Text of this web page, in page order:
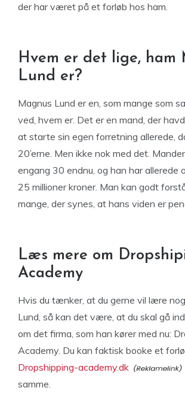
der har været på et forløb hos ham.
Hvem er det lige, ham
Lund er?
Magnus Lund er en, som mange som
ved, hvem er. Det er en mand, der
at starte sin egen forretning allerede,
20’erne. Men ikke nok med det.
engang 30 endnu, og han har allerede
25 millioner kroner. Man kan godt
mange, der synes, at hans viden er
Læs mere om
Academy
Hvis du tænker, at du gerne vil lære
Lund, så kan det være, at du skal gå
om det firma, som han kører med nu:
Academy. Du kan faktisk booke et
Dropshipping-academy.dk
samme.